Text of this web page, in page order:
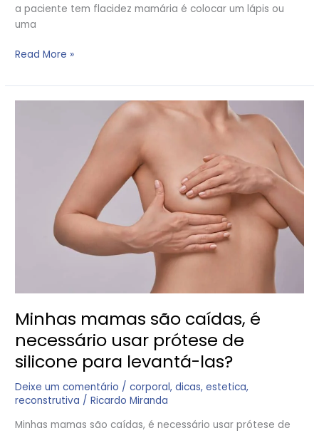
a paciente tem flacidez mamária é colocar um lápis ou
uma
Read More »
Minhas mamas são caídas, é
necessário usar prótese de
silicone para levantá-las?
Deixe um comentário /corporal,dicas,estetica,
reconstrutiva /Ricardo Miranda
Minhas mamas são caídas, é necessário usar prótese de
las?